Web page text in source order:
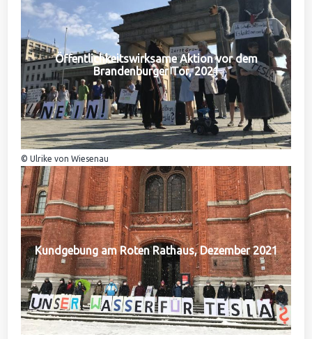
Öffentlichkeitswirksame Aktion vor dem
Brandenburger Tor, 2021
© Ulrike von Wiesenau
Kundgebung am Roten Rathaus, Dezember 2021